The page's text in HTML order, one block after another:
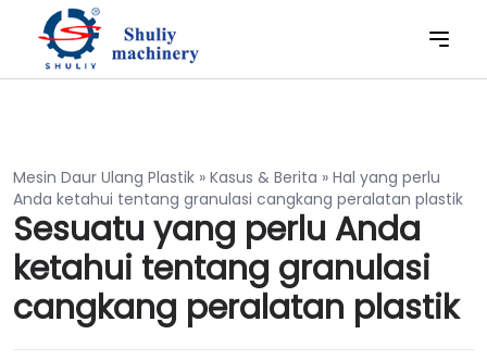
Mesin Daur Ulang Plastik » Kasus & Berita » Hal yang perlu
Anda ketahui tentang granulasi cangkang peralatan plastik
Sesuatu yang perlu Anda
ketahui tentang granulasi
cangkang peralatan plastik